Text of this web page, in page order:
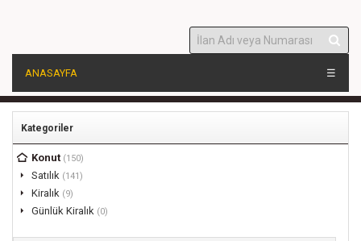
ANASAYFA ☰
Kategoriler
Konut (150)
Satılık (141)
Kiralık (9)
Günlük Kiralık (0)